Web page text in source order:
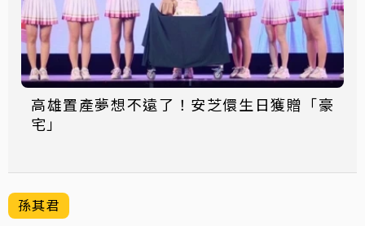
高雄置產夢想不遠了！安芝儇生日獲贈「豪
宅」
孫其君